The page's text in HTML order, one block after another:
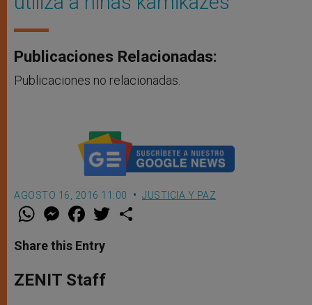
Publicaciones Relacionadas:
Publicaciones no relacionadas.
AGOSTO 16, 2016 11:00 JUSTICIA Y PAZ
W
t
s
p
p
M
e
s
e
g
e
F
a
e
b
o
k
w
Share this Entry
ZENIT Staff